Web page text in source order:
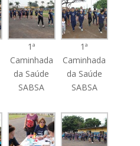
1ª
Caminhada
da Saúde
SABSA
1ª
Caminhada
da Saúde
SABSA